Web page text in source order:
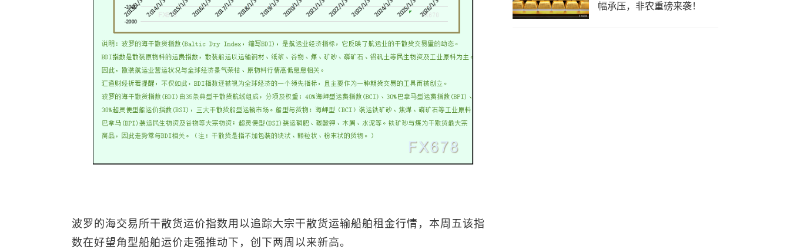
波罗的海交易所干散货运价指数用以追踪大宗干散货运输船舶租金行情，本周五该指
数在好望角型船舶运价走强推动下，创下两周以来新高。
幅承压，非农重磅来袭！